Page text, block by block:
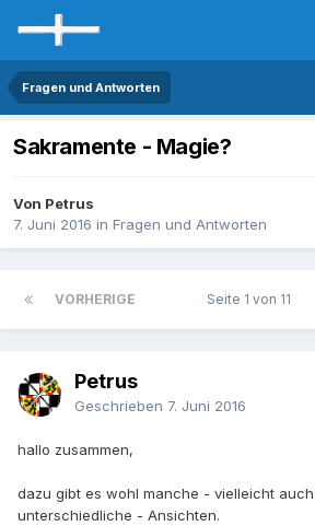
Fragen und Antworten
Sakramente - Magie?
Von Petrus
7. Juni 2016 in Fragen und Antworten
VORHERIGE Seite 1 von 11
Petrus
Geschrieben 7. Juni 2016
hallo zusammen,
dazu gibt es wohl manche - vielleicht
unterschiedliche - Ansichten.